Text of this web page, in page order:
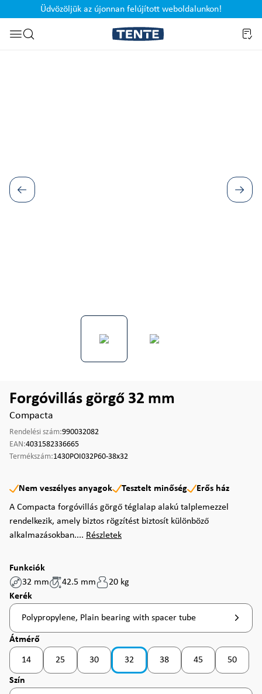
Ugrás a kereséshez
Üdvözöljük az újonnan felújított weboldalunkon!
Forgóvillás görgő 32 mm
Compacta
Rendelési szám:990032082
EAN:4031582336665
Termékszám:1430POI032P60-38x32
Nem veszélyes anyagok Tesztelt minőség
Erős ház
A Compacta forgóvillás görgő téglalap alakú talplemezzel
rendelkezik, amely biztos rögzítést biztosít különböző
alkalmazásokban.... Részletek
Funkciók
32 mm
42.5 mm
20 kg
Válasszon
Kerék
Polypropylene, Plain bearing with spacer tube
Válasszon
Átmérő
14
(Ez az opció jelenleg nem érhető el. )
25
(Ez az opció jelenleg nem érhető el. )
30
(Ez az opció jelenleg nem érhető el. )
32 38
(Ez az opció jelenleg nem
45
(Ez az opció
50
(Ez az
Válasszon
Szín